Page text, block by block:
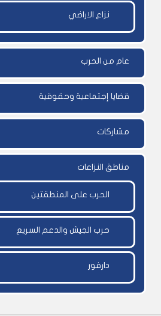
نزاع الاراضي
عام من الحرب
قضايا إجتماعية وحقوقية
مشاركات
مناطق النزاعات
الحرب على المنطقتين
حرب الجيش والدعم السريع
دارفور